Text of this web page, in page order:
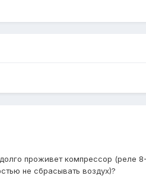
проживет компрессор (реле
не сбрасывать воздух)?